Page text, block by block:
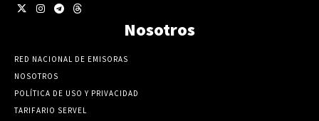
Nosotros
RED NACIONAL DE EMISORAS
NOSOTROS
POLÍTICA DE USO Y PRIVACIDAD
TARIFARIO SERVEL